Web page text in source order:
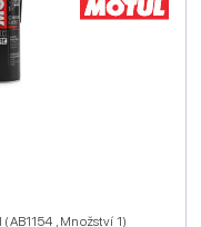
, Množství 1)